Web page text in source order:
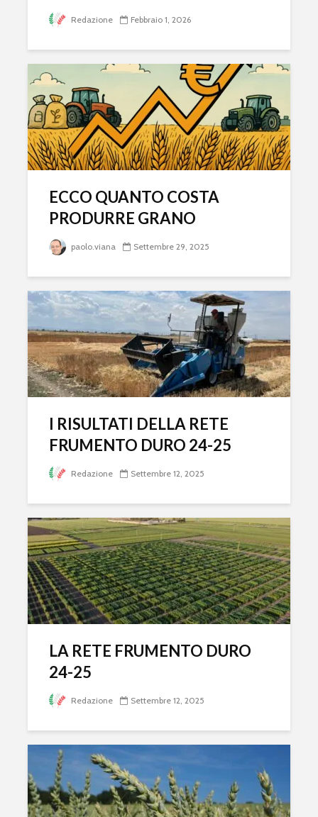
Redazione Febbraio 1, 2026
ECCO QUANTO COSTA
PRODURRE GRANO
paolo.viana Settembre 29, 2025
I RISULTATI DELLA RETE
FRUMENTO DURO 24-25
Redazione Settembre 12, 2025
LA RETE FRUMENTO DURO
24-25
Redazione Settembre 12, 2025